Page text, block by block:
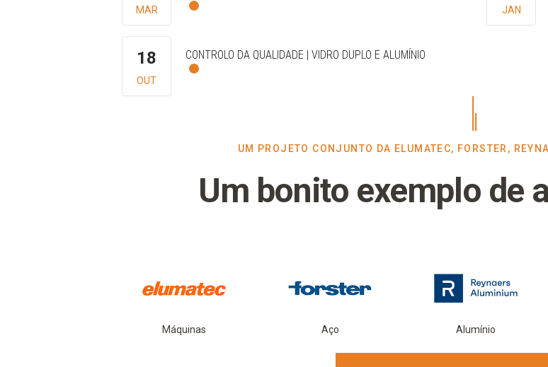
MAR JAN
18
OUT
CONTROLO DA QUALIDADE | VIDRO DUPLO E ALUMÍNIO
UM PROJETO CONJUNTO DA ELUMATEC, FORSTER,
Um bonito exemplo de
Máquinas Aço Alumínio